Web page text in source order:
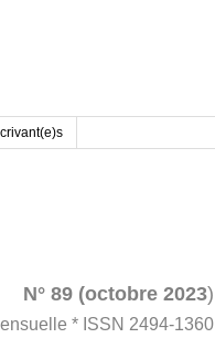
N° 89 (octobre 2023)
* ISSN 2494-1360